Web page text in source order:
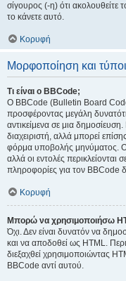
σίγουρος (-η) ότι
το κάνετε αυτό.
Κορυφή
Μορφοποίηση και
Τι είναι ο BBCode;
Ο BBCode (Bulletin Board
προσφέροντας μεγάλη
αντικείμενα σε μια
διαχειριστή, αλλά μπορεί
φόρμα υποβολής μηνύματος. Ο
αλλά οι εντολές περικλείονται
πληροφορίες για τον BBCode
Κορυφή
Μπορώ να χρησιμοποιήσω
Όχι. Δεν είναι δυνατόν να
και να αποδοθεί ως HTML.
διεξαχθεί χρησιμοποιώντας
BBCode αντί αυτού.